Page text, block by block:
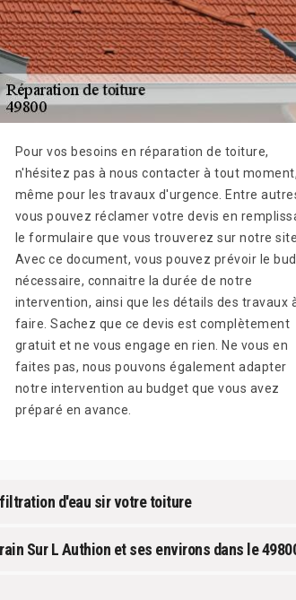
Pour vos besoins en réparation de toiture,
n'hésitez pas à nous contacter à tout moment,
même pour les travaux d'urgence. Entre
vous pouvez réclamer votre devis en
le formulaire que vous trouverez sur notre
Avec ce document, vous pouvez prévoir le
nécessaire, connaitre la durée de notre
intervention, ainsi que les détails des travaux
faire. Sachez que ce devis est complètement
gratuit et ne vous engage en rien. Ne vous en
faites pas, nous pouvons également adapter
notre intervention au budget que vous avez
préparé en avance.
d'eau sir votre toiture
Sur L Authion et ses environs dans le